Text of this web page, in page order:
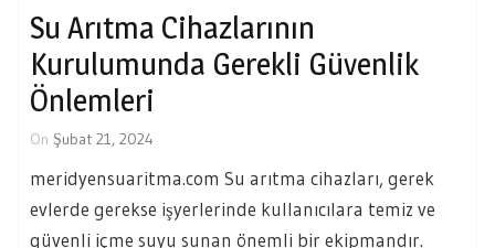
Su Arıtma Cihazlarının
Kurulumunda Gerekli Güvenlik
Önlemleri
On Şubat 21, 2024
meridyensuaritma.com Su arıtma cihazları, gerek
evlerde gerekse işyerlerinde kullanıcılara temiz ve
güvenli içme suyu sunan önemli bir ekipmandır.